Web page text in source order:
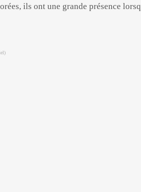
ils ont une grande présence